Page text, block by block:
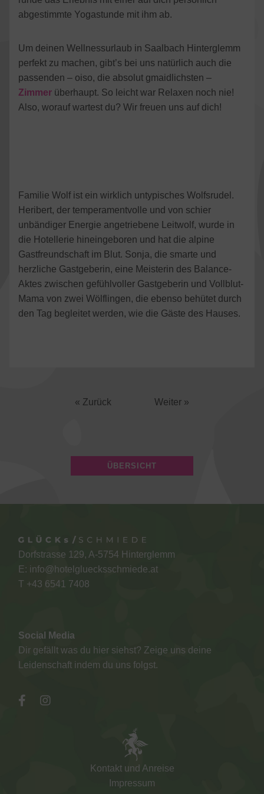
abgestimmte Yogastunde mit ihm ab.
Um deinen Wellnessurlaub in Saalbach Hinterglemm
perfekt zu machen, gibt’s bei uns natürlich auch die
passenden – oiso, die absolut gmaidlichsten –
Zimmer überhaupt. So leicht war Relaxen noch nie!
Also, worauf wartest du? Wir freuen uns auf dich!
Familie Wolf ist ein wirklich untypisches Wolfsrudel.
Heribert, der temperamentvolle und von schier
unbändiger Energie angetriebene Leitwolf, wurde in
die Hotellerie hineingeboren und hat die alpine
Gastfreundschaft im Blut. Sonja, die smarte und
herzliche Gastgeberin, eine Meisterin des Balance-
Aktes zwischen gefühlvoller Gastgeberin und Vollblut-
Mama von zwei Wölflingen, die ebenso behütet durch
den Tag begleitet werden, wie die Gäste des Hauses.
« Zurück
ÜBERSICHT
Weiter »
Dorfstrasse 129, A-5754 Hinterglemm
E: info@hotelgluecksschmiede.at
T +43 6541 7408
Social Media
Dir gefällt was du hier siehst? Zeige uns deine
Leidenschaft indem du uns folgst.
Kontakt und Anreise
Impressum